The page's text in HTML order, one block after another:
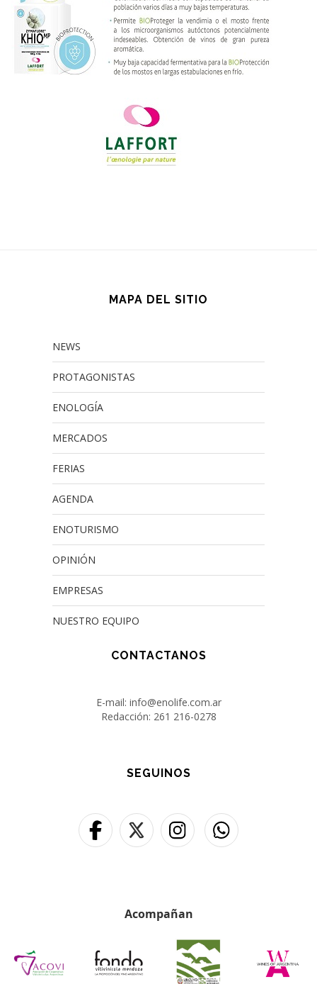
MAPA DEL SITIO
NEWS
PROTAGONISTAS
ENOLOGÍA
MERCADOS
FERIAS
AGENDA
ENOTURISMO
OPINIÓN
EMPRESAS
NUESTRO EQUIPO
CONTACTANOS
E-mail: info@enolife.com.ar
Redacción: 261 216-0278
SEGUINOS
Acompañan